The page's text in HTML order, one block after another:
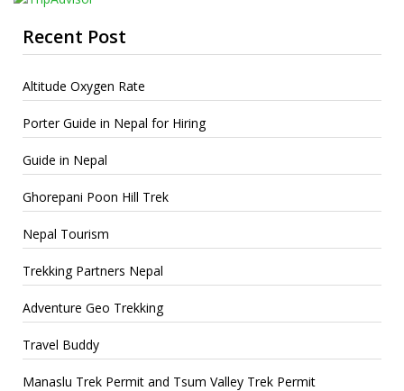
Recent Post
Altitude Oxygen Rate
Porter Guide in Nepal for Hiring
Guide in Nepal
Ghorepani Poon Hill Trek
Nepal Tourism
Trekking Partners Nepal
Adventure Geo Trekking
Travel Buddy
Manaslu Trek Permit and Tsum Valley Trek Permit